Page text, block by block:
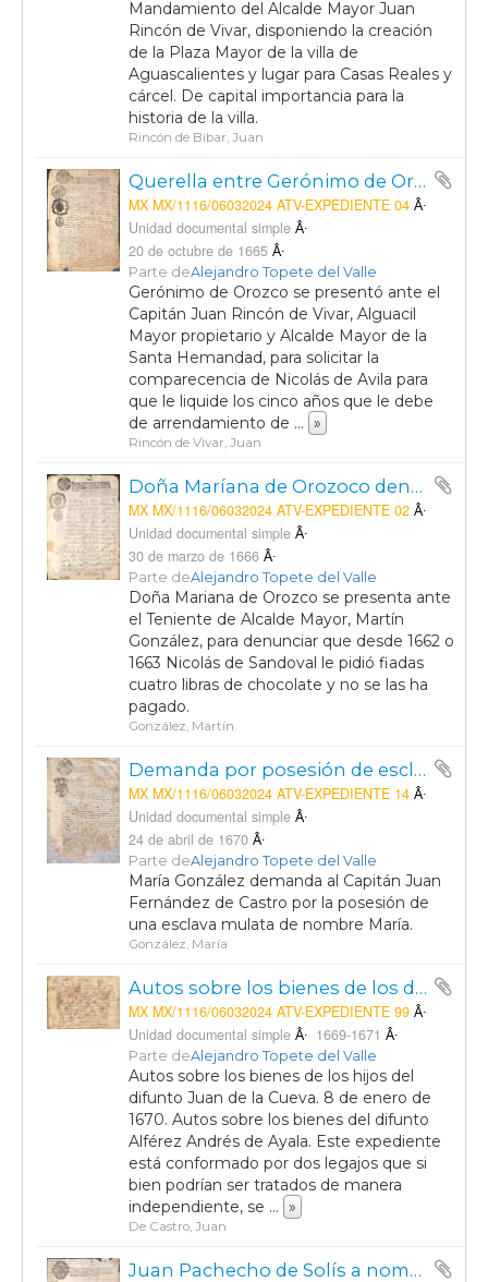
Mandamiento del Alcalde Mayor Juan
Rincón de Vivar, disponiendo la creación
de la Plaza Mayor de la villa de
Aguascalientes y lugar para Casas Reales y
cárcel. De capital importancia para la
historia de la villa.
Rincón de Bibar, Juan
Querella entre Gerónimo de Orozco y Nicolás de Avila, vecinos de la Villa de Aguascalientes, por adeudo de arrendamiento de la estancia de San Geónimo.
MX MX/1116/06032024 ATV-EXPEDIENTE 04
Unidad documental simple
20 de octubre de 1665
Parte deAlejandro Topete del Valle
Gerónimo de Orozco se presentó ante el
Capitán Juan Rincón de Vivar, Alguacil
Mayor propietario y Alcalde Mayor de la
Santa Hemandad, para solicitar la
comparecencia de Nicolás de Avila para
que le liquide los cinco años que le debe
de arrendamiento de ... »
Rincón de Vivar, Juan
Doña Maríana de Orozoco denuncia a Nicolás de Sandoval por adeudo de cuatro libras de chocolate, ambos vecinos de la Villa de Aguascalientes.
MX MX/1116/06032024 ATV-EXPEDIENTE 02
Unidad documental simple
30 de marzo de 1666
Parte deAlejandro Topete del Valle
Doña Mariana de Orozco se presenta ante
el Teniente de Alcalde Mayor, Martín
González, para denunciar que desde 1662 o
1663 Nicolás de Sandoval le pidió fiadas
cuatro libras de chocolate y no se las ha
pagado.
González, Martín
Demanda por posesión de esclavo entre María González y el Capitán Juan Fernández de Castro, ambos vecinos de la villa de Aguascalientes.
MX MX/1116/06032024 ATV-EXPEDIENTE 14
Unidad documental simple
24 de abril de 1670
Parte deAlejandro Topete del Valle
María González demanda al Capitán Juan
Fernández de Castro por la posesión de
una esclava mulata de nombre María.
González, María
Autos sobre los bienes de los difuntos Juan de la Cueva y del Alferéz Andrés de Ayala.
MX MX/1116/06032024 ATV-EXPEDIENTE 99
Unidad documental simple
1669-1671
Parte deAlejandro Topete del Valle
Autos sobre los bienes de los hijos del
difunto Juan de la Cueva. 8 de enero de
1670. Autos sobre los bienes del difunto
Alférez Andrés de Ayala. Este expediente
está conformado por dos legajos que si
bien podrían ser tratados de manera
independiente, se ... »
De Castro, Juan
Juan Pachecho de Solís a nombre de María González viuda de Esteban Huerta, vecinos de la Villa de Aguascalientes, solicita a la Real Audiencia de Guadalajara rechace las adiciones solicitadas por Juan Fernández de Castro sobre los bienes de los hijos de González.